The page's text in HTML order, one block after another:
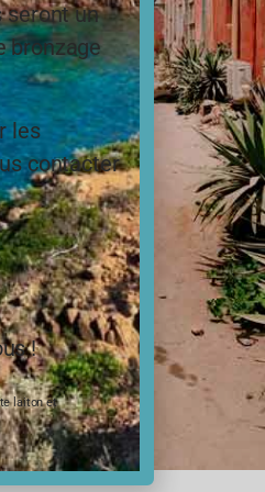
seront un
bronzage
les
contacter
!
laiton et